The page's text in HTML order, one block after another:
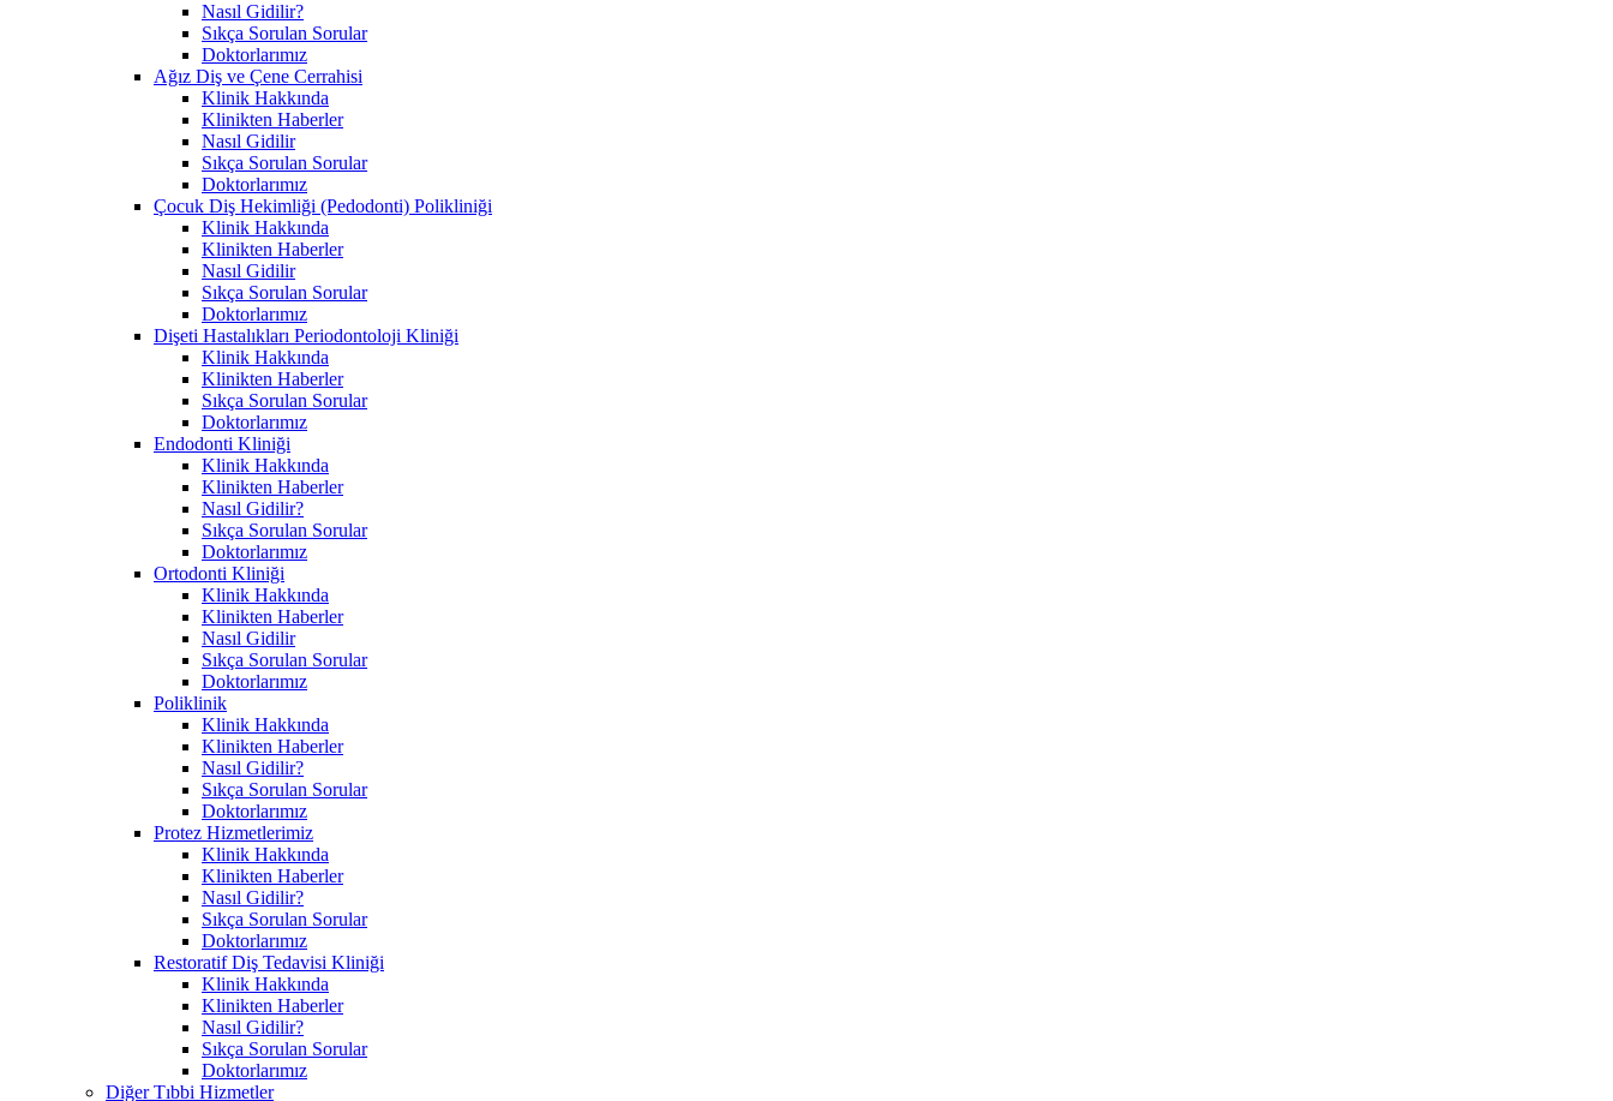
Nasıl Gidilir?
Sıkça Sorulan Sorular
Doktorlarımız
Ağız Diş ve Çene Cerrahisi
Klinik Hakkında
Klinikten Haberler
Nasıl Gidilir
Sıkça Sorulan Sorular
Doktorlarımız
Çocuk Diş Hekimliği (Pedodonti) Polikliniği
Klinik Hakkında
Klinikten Haberler
Nasıl Gidilir
Sıkça Sorulan Sorular
Doktorlarımız
Dişeti Hastalıkları Periodontoloji Kliniği
Klinik Hakkında
Klinikten Haberler
Sıkça Sorulan Sorular
Doktorlarımız
Endodonti Kliniği
Klinik Hakkında
Klinikten Haberler
Nasıl Gidilir?
Sıkça Sorulan Sorular
Doktorlarımız
Ortodonti Kliniği
Klinik Hakkında
Klinikten Haberler
Nasıl Gidilir
Sıkça Sorulan Sorular
Doktorlarımız
Poliklinik
Klinik Hakkında
Klinikten Haberler
Nasıl Gidilir?
Sıkça Sorulan Sorular
Doktorlarımız
Protez Hizmetlerimiz
Klinik Hakkında
Klinikten Haberler
Nasıl Gidilir?
Sıkça Sorulan Sorular
Doktorlarımız
Restoratif Diş Tedavisi Kliniği
Klinik Hakkında
Klinikten Haberler
Nasıl Gidilir?
Sıkça Sorulan Sorular
Doktorlarımız
Diğer Tıbbi Hizmetler